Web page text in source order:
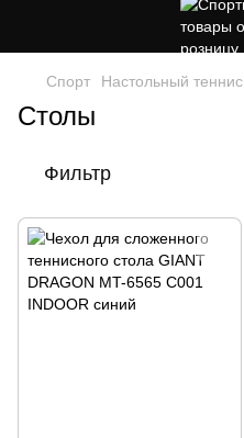
Спорт Настольный теннис
Столы
Фильтр